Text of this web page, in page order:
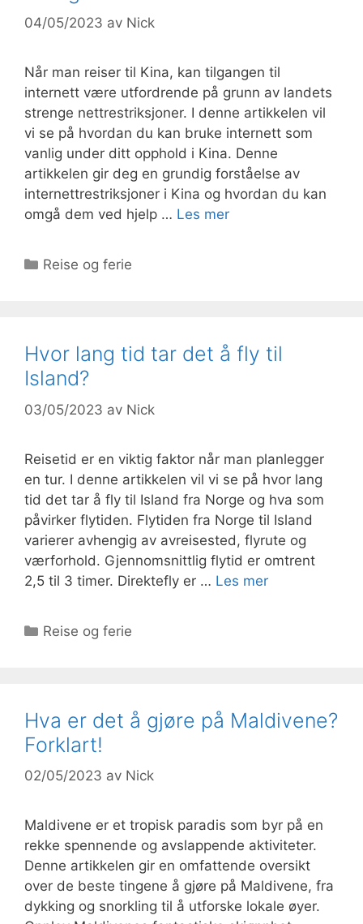
04/05/2023 av Nick
Når man reiser til Kina, kan tilgangen til
internett være utfordrende på grunn av landets
strenge nettrestriksjoner. I denne artikkelen vil
vi se på hvordan du kan bruke internett som
vanlig under ditt opphold i Kina. Denne
artikkelen gir deg en grundig forståelse av
internettrestriksjoner i Kina og hvordan du kan
omgå dem ved hjelp … Les mer
Kategorier
Reise og ferie
Hvor lang tid tar det å fly til
Island?
03/05/2023 av Nick
Reisetid er en viktig faktor når man planlegger
en tur. I denne artikkelen vil vi se på hvor lang
tid det tar å fly til Island fra Norge og hva som
påvirker flytiden. Flytiden fra Norge til Island
varierer avhengig av avreisested, flyrute og
værforhold. Gjennomsnittlig flytid er omtrent
2,5 til 3 timer. Direktefly er … Les mer
Kategorier
Reise og ferie
Hva er det å gjøre på Maldivene?
Forklart!
02/05/2023 av Nick
Maldivene er et tropisk paradis som byr på en
rekke spennende og avslappende aktiviteter.
Denne artikkelen gir en omfattende oversikt
over de beste tingene å gjøre på Maldivene, fra
dykking og snorkling til å utforske lokale øyer.